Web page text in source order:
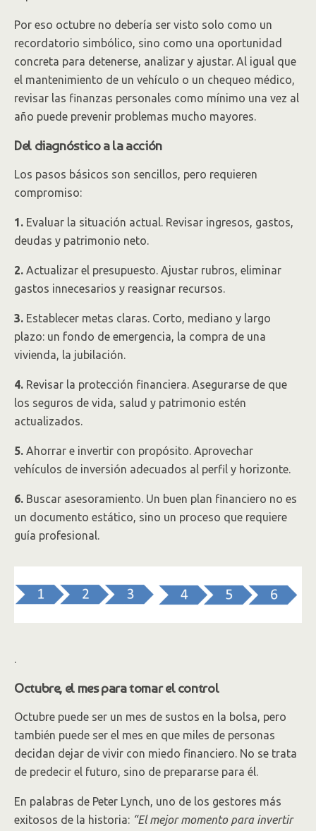
Por eso octubre no debería ser visto solo como un
recordatorio simbólico, sino como una oportunidad
concreta para detenerse, analizar y ajustar. Al igual que
el mantenimiento de un vehículo o un chequeo médico,
revisar las finanzas personales como mínimo una vez al
año puede prevenir problemas mucho mayores.
Del diagnóstico a la acción
Los pasos básicos son sencillos, pero requieren
compromiso:
1. Evaluar la situación actual. Revisar ingresos, gastos,
deudas y patrimonio neto.
2. Actualizar el presupuesto. Ajustar rubros, eliminar
gastos innecesarios y reasignar recursos.
3. Establecer metas claras. Corto, mediano y largo
plazo: un fondo de emergencia, la compra de una
vivienda, la jubilación.
4. Revisar la protección financiera. Asegurarse de que
los seguros de vida, salud y patrimonio estén
actualizados.
5. Ahorrar e invertir con propósito. Aprovechar
vehículos de inversión adecuados al perfil y horizonte.
6. Buscar asesoramiento. Un buen plan financiero no es
un documento estático, sino un proceso que requiere
guía profesional.
.
Octubre, el mes para tomar el control
Octubre puede ser un mes de sustos en la bolsa, pero
también puede ser el mes en que miles de personas
decidan dejar de vivir con miedo financiero. No se trata
de predecir el futuro, sino de prepararse para él.
En palabras de Peter Lynch, uno de los gestores más
exitosos de la historia: “El mejor momento para invertir